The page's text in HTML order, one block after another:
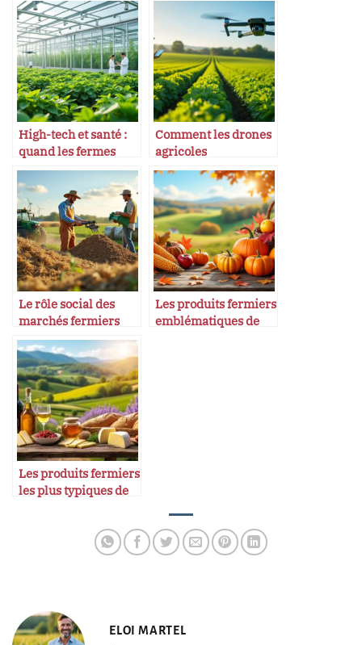
High-tech et santé :
quand les fermes
produisent des
médicaments
Comment les drones
agricoles
révolutionnent nos
champs
Le rôle social des
marchés fermiers
dans les villages
Les produits fermiers
emblématiques de
Les produits fermiers
les plus typiques de
ELOI MARTEL